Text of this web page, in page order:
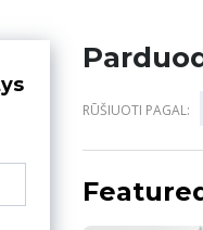
RŪŠIUOTI PAGAL: